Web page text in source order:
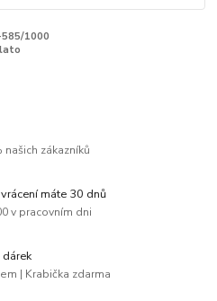
1000
zákazníků
máte 30 dnů
v pracovním dni
| Krabička zdarma